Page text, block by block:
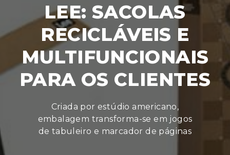
LEE: SACOLAS
RECICLÁVEIS E
MULTIFUNCIONAIS
PARA OS CLIENTES
Criada por estúdio americano,
embalagem transforma-se em jogos
de tabuleiro e marcador de páginas